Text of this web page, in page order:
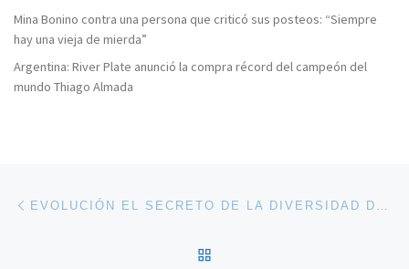
Mina Bonino contra una persona que criticó sus posteos: “Siempre
hay una vieja de mierda”
Argentina: River Plate anunció la compra récord del campeón del
mundo Thiago Almada
Navegación de entradas